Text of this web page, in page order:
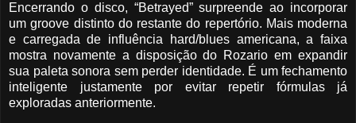
Encerrando o disco, “Betrayed” surpreende ao incorporar
um groove distinto do restante do repertório. Mais moderna
e carregada de influência hard/blues americana, a faixa
mostra novamente a disposição do Rozario em expandir
sua paleta sonora sem perder identidade. É um fechamento
inteligente justamente por evitar repetir fórmulas já
exploradas anteriormente.